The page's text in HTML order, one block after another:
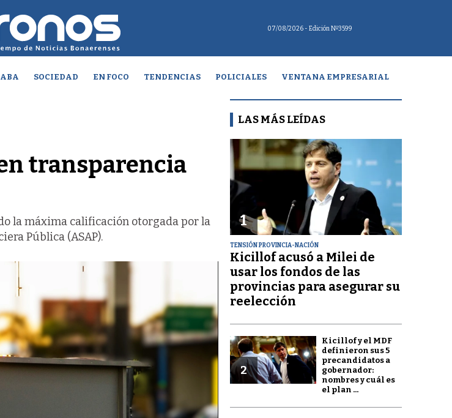
07/08/2026 - Edición Nº3599
SOCIEDAD EN FOCO TENDENCIAS POLICIALES VENTANA EMPRESARIAL
transparencia
la máxima calificación otorgada por la
Pública (ASAP).
LAS MÁS LEÍDAS
1
TENSIÓN PROVINCIA-NACIÓN
Kicillof acusó a Milei de
usar los fondos de las
provincias para asegurar su
reelección
2
Kicillof y el MDF
definieron sus 5
precandidatos a
gobernador:
nombres y cuál es
el plan ...